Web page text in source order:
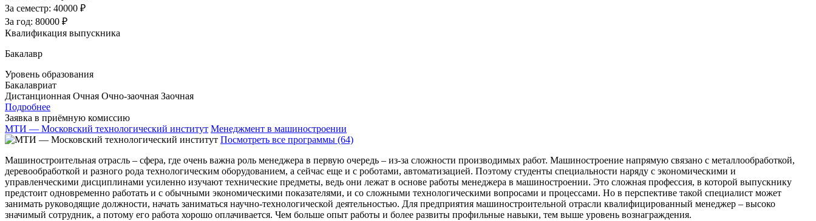
За семестр: 40000 ₽
За год: 80000 ₽
Квалификация выпускника
Бакалавр
Уровень образования
Бакалавриат
Дистанционная Очная Очно-заочная Заочная
Подробнее
Заявка в приёмную комиссию
МТИ — Московский технологический институт Менеджмент в машиностроении
Посмотреть все программы (64)
Машиностроительная отрасль – сфера, где очень важна роль менеджера в первую очередь – из-за сложности производимых работ. Машиностроение напрямую связано с металлообработкой,
деревообработкой и разного рода технологическим оборудованием, а сейчас еще и с роботами, автоматизацией. Поэтому студенты специальности наряду с экономическими и
управленческими дисциплинами усиленно изучают технические предметы, ведь они лежат в основе работы менеджера в машиностроении. Это сложная профессия, в которой выпускнику
предстоит одновременно работать и с обычными экономическими показателями, и со сложными технологическими вопросами и процессами. Но в перспективе такой специалист может
занимать руководящие должности, начать заниматься научно-технологической деятельностью. Для предприятия машиностроительной отрасли квалифицированный менеджер – высоко
значимый сотрудник, а потому его работа хорошо оплачивается. Чем больше опыт работы и более развиты профильные навыки, тем выше уровень вознаграждения.